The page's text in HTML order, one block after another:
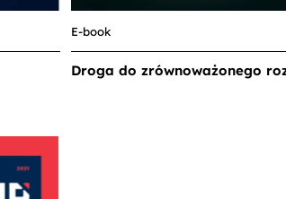
E-book
Droga do zrównoważonego